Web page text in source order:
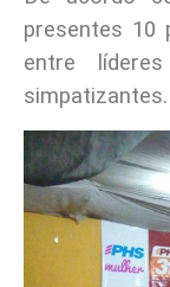
presentes 10
entre
simpatizantes.